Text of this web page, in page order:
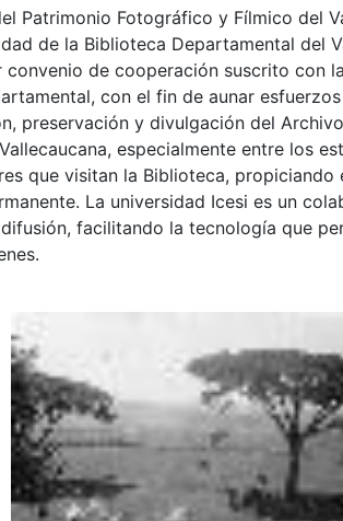
Patrimonio Fotográfico y Fílmico del
de la Biblioteca Departamental del
convenio de cooperación suscrito con
con el fin de aunar
preservación y divulgación del
especialmente entre los
que visitan la Biblioteca, propiciando
La universidad Icesi es un
facilitando la tecnología que